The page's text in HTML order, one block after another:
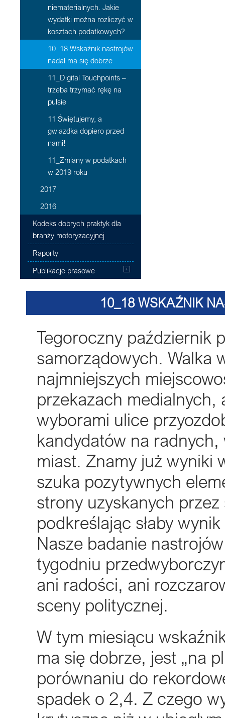
niematerialnych. Jakie
wydatki można rozliczyć w
kosztach podatkowych?
10_18 Wskaźnik nastrojów
nadal ma się dobrze
11_Digital Touchpoints –
trzeba trzymać rękę na
pulsie
11 Świętujemy, a
gwiazdka dopiero przed
nami!
11_Zmiany w podatkach
w 2019 roku
2017
2016
Kodeks dobrych praktyk dla
branży motoryzacyjnej
Raporty
Publikacje prasowe
10_18 WSKAŹNIK
Tegoroczny październik
samorządowych. Walka
najmniejszych
przekazach
wyborami ulice
kandydatów na
miast. Znamy już wyniki
szuka pozytywnych
strony uzyskanych
podkreślając słaby
Nasze badanie
tygodniu
ani radości, ani
sceny politycznej.
W tym miesiącu
ma się dobrze, jest „na
porównaniu do
spadek o 2,4. Z czego